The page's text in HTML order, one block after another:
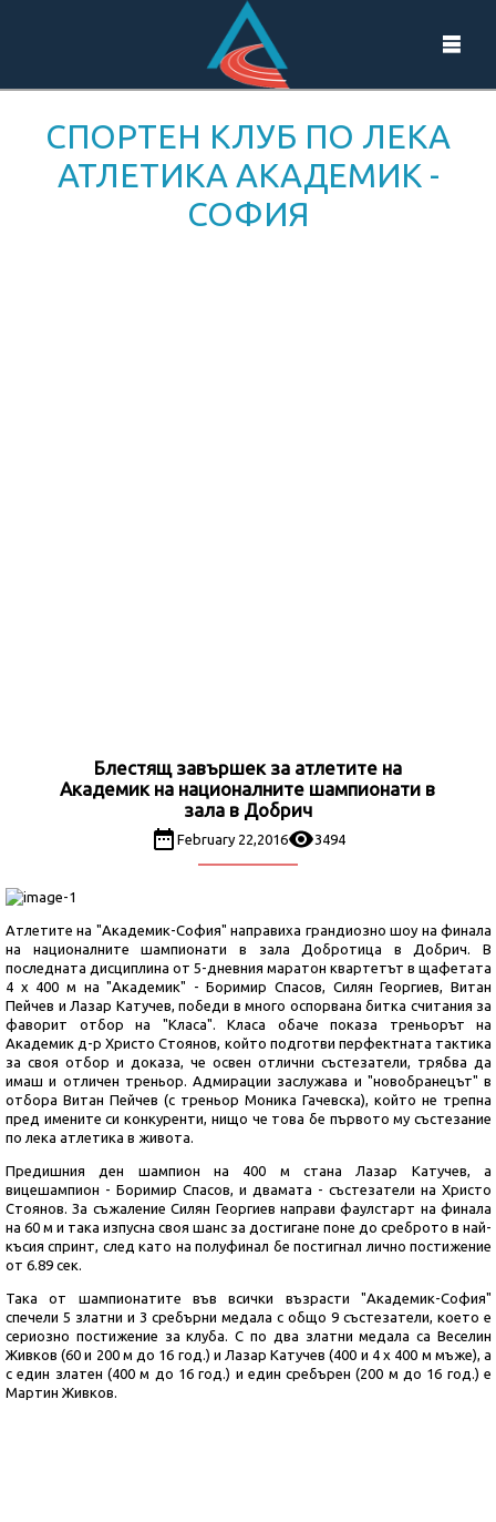
СПОРТЕН КЛУБ ПО ЛЕКА
АТЛЕТИКА АКАДЕМИК -
СОФИЯ
Блестящ завършек за атлетите на
Академик на националните шампионати в
зала в Добрич
February 22,2016 3494
Атлетите на "Академик-София" направиха грандиозно шоу на финала
на националните шампионати в зала Добротица в Добрич. В
последната дисциплина от 5-дневния маратон квартетът в щафетата
4 х 400 м на "Академик" - Боримир Спасов, Силян Георгиев, Витан
Пейчев и Лазар Катучев, победи в много оспорвана битка считания за
фаворит отбор на "Класа". Класа обаче показа треньорът на
Академик д-р Христо Стоянов, който подготви перфектната тактика
за своя отбор и доказа, че освен отлични състезатели, трябва да
имаш и отличен треньор. Адмирации заслужава и "новобранецът" в
отбора Витан Пейчев (с треньор Моника Гачевска), който не трепна
пред имените си конкуренти, нищо че това бе първото му състезание
по лека атлетика в живота.
Предишния ден шампион на 400 м стана Лазар Катучев, а
вицешампион - Боримир Спасов, и двамата - състезатели на Христо
Стоянов. За съжаление Силян Георгиев направи фаулстарт на финала
на 60 м и така изпусна своя шанс за достигане поне до среброто в най-
късия спринт, след като на полуфинал бе постигнал лично постижение
от 6.89 сек.
Така от шампионатите във всички възрасти "Академик-София"
спечели 5 златни и 3 сребърни медала с общо 9 състезатели, което е
сериозно постижение за клуба. С по два златни медала са Веселин
Живков (60 и 200 м до 16 год.) и Лазар Катучев (400 и 4 х 400 м мъже), а
с един златен (400 м до 16 год.) и един сребърен (200 м до 16 год.) е
Мартин Живков.